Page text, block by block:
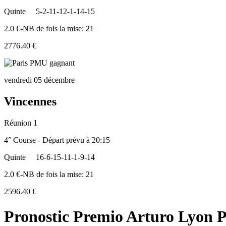
Quinte
5-2-11-12-1-14-15
2.0 €-NB de fois la mise: 21
2776.40 €
vendredi 05 décembre
Vincennes
Réunion 1
4° Course - Départ prévu à 20:15
Quinte
16-6-15-11-1-9-14
2.0 €-NB de fois la mise: 21
2596.40 €
Pronostic Premio Arturo Lyon